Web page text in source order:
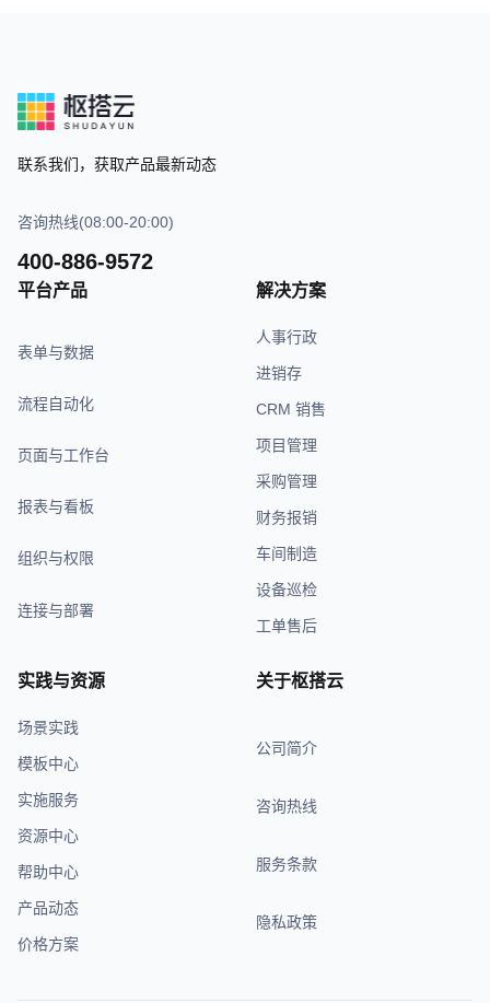
联系我们，获取产品最新动态
咨询热线(08:00-20:00)
400-886-9572
平台产品
表单与数据
流程自动化
页面与工作台
报表与看板
组织与权限
连接与部署
解决方案
人事行政
进销存
CRM 销售
项目管理
采购管理
财务报销
车间制造
设备巡检
工单售后
实践与资源
场景实践
模板中心
实施服务
资源中心
帮助中心
产品动态
价格方案
关于枢搭云
公司简介
咨询热线
服务条款
隐私政策